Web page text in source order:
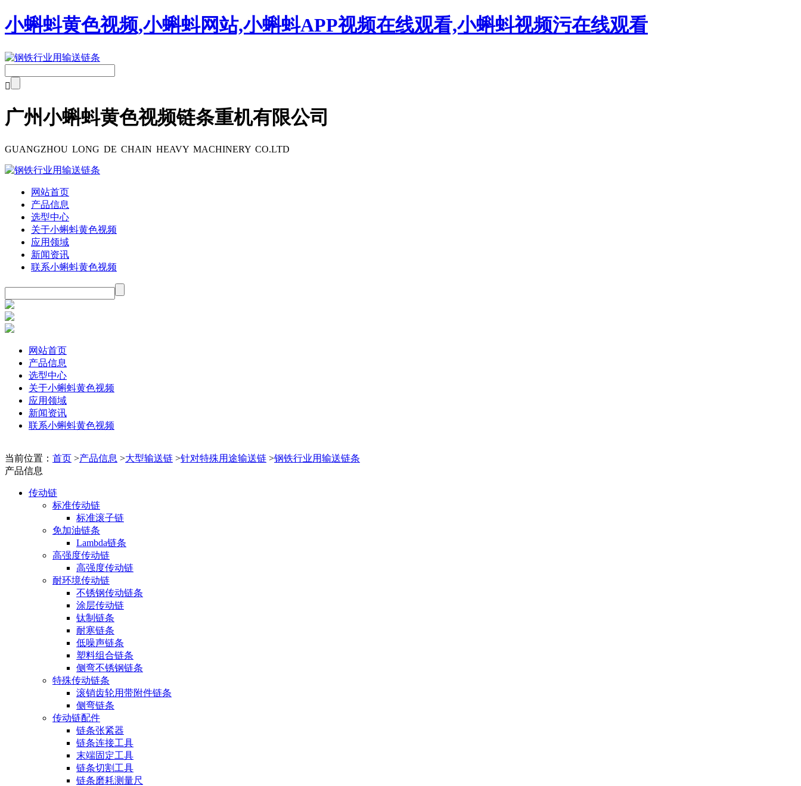
小蝌蚪黄色视频,小蝌蚪网站,小蝌蚪APP视频在线观看,小蝌蚪视频污在线观看

广州小蝌蚪黄色视频链条重机有限公司
GUANGZHOU LONG DE CHAIN HEAVY MACHINERY CO.LTD
网站首页
产品信息
选型中心
关于小蝌蚪黄色视频
应用领域
新闻资讯
联系小蝌蚪黄色视频
网站首页
产品信息
选型中心
关于小蝌蚪黄色视频
应用领域
新闻资讯
联系小蝌蚪黄色视频
当前位置： 首页 >产品信息 >大型输送链 >针对特殊用途输送链 >钢铁行业用输送链条
产品信息
传动链
标准传动链
标准滚子链
免加油链条
Lambda链条
高强度传动链
高强度传动链
耐环境传动链
不锈钢传动链条
涂层传动链
钛制链条
耐寒链条
低噪声链条
塑料组合链条
侧弯不锈钢链条
特殊传动链条
滚销齿轮用带附件链条
侧弯链条
传动链配件
链条张紧器
链条连接工具
末端固定工具
链条切割工具
链条磨耗测量尺